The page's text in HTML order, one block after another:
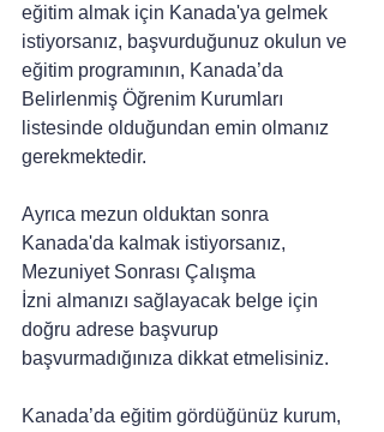
eğitim almak için Kanada'ya gelmek
istiyorsanız, başvurduğunuz okulun ve
eğitim programının, Kanada’da
Belirlenmiş Öğrenim Kurumları
listesinde olduğundan emin olmanız
gerekmektedir.
Ayrıca mezun olduktan sonra
Kanada'da kalmak istiyorsanız,
Mezuniyet Sonrası Çalışma
İzni almanızı sağlayacak belge için
doğru adrese başvurup
başvurmadığınıza dikkat etmelisiniz.
Kanada’da eğitim gördüğünüz kurum,